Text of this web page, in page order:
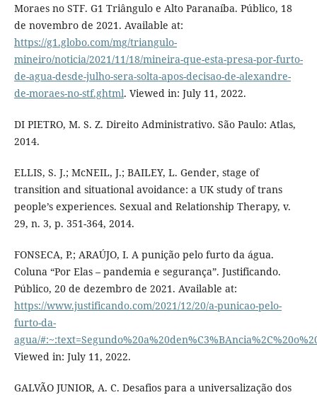
Moraes no STF. G1 Triângulo e Alto Paranaíba. Público, 18
de novembro de 2021. Available at:
https://g1.globo.com/mg/triangulo-
mineiro/noticia/2021/11/18/mineira-que-esta-presa-por-furto-
de-agua-desde-julho-sera-solta-apos-decisao-de-alexandre-
de-moraes-no-stf.ghtml. Viewed in: July 11, 2022.
DI PIETRO, M. S. Z. Direito Administrativo. São Paulo: Atlas,
2014.
ELLIS, S. J.; McNEIL, J.; BAILEY, L. Gender, stage of
transition and situational avoidance: a UK study of trans
people’s experiences. Sexual and Relationship Therapy, v.
29, n. 3, p. 351-364, 2014.
FONSECA, P.; ARAÚJO, I. A punição pelo furto da água.
Coluna “Por Elas – pandemia e segurança”. Justificando.
Público, 20 de dezembro de 2021. Available at:
https://www.justificando.com/2021/12/20/a-punicao-pelo-
furto-da-
agua/
Viewed in: July 11, 2022.
GALVÃO JUNIOR, A. C. Desafios para a universalização dos